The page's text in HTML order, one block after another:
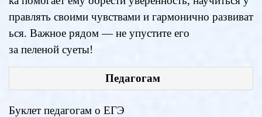
правлять своими чувствами и гармонично развиват
ься. Важное рядом — не упустите его
за пеленой суеты!
Педагогам
Буклет педагогам о ЕГЭ